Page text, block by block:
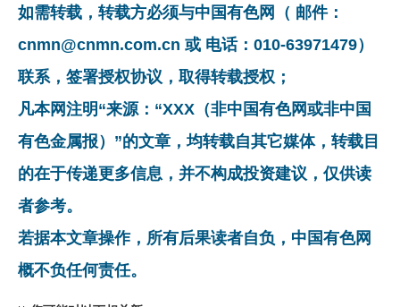
如需转载，转载方必须与中国有色网（ 邮件：
cnmn@cnmn.com.cn 或 电话：010-63971479）
联系，签署授权协议，取得转载授权；
凡本网注明“来源：“XXX（非中国有色网或非中国
有色金属报）”的文章，均转载自其它媒体，转载目
的在于传递更多信息，并不构成投资建议，仅供读
者参考。
若据本文章操作，所有后果读者自负，中国有色网
概不负任何责任。